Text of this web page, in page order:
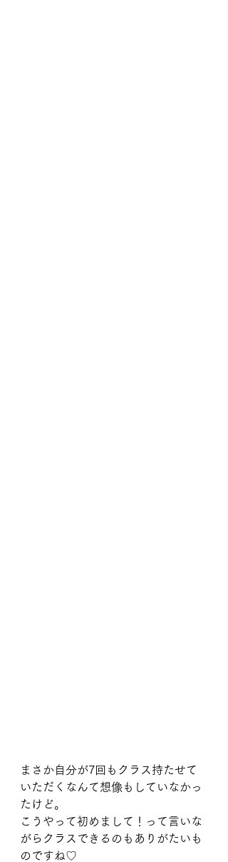
まさか自分が7回もクラス持たせて
いただくなんて想像もしていなかっ
たけど。
こうやって初めまして！って言いな
がらクラスできるのもありがたいも
のですね♡